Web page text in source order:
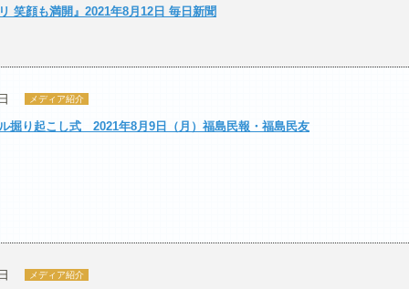
笑顔も満開』2021年8月12日 毎日新聞
メディア紹介
掘り起こし式 2021年8月9日（月）福島民報・福島民友
メディア紹介